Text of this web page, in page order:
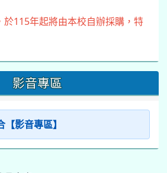
115年起將由本校自辦採購，特
影音專區
影音專區】